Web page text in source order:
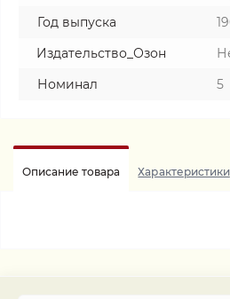
Год выпуска
Издательство_Озон
Номинал
5
Описание товара Характеристики